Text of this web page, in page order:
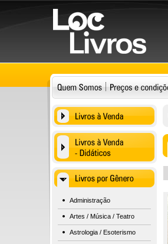
Administração
Artes / Música / Teatro
Astrologia / Esoterismo